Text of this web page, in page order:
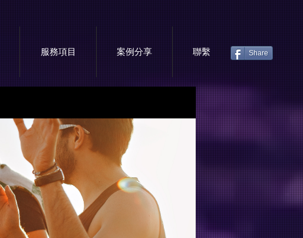
服務項目 案例分享 聯繫 Share